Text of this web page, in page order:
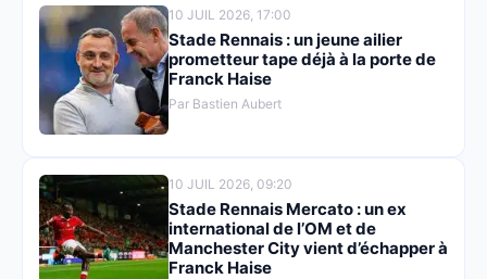
10 JUIL 2026, 17:00
Stade Rennais : un jeune ailier
prometteur tape déjà à la porte de
Franck Haise
Par Bastien Aubert
10 JUIL 2026, 09:20
Stade Rennais Mercato : un ex
international de l’OM et de
Manchester City vient d’échapper à
Franck Haise